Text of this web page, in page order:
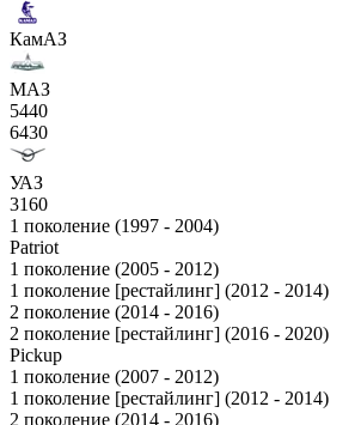
КамАЗ
МАЗ
5440
6430
УАЗ
3160
1 поколение (1997 - 2004)
Patriot
1 поколение (2005 - 2012)
1 поколение [рестайлинг] (2012 - 2014)
2 поколение (2014 - 2016)
2 поколение [рестайлинг] (2016 - 2020)
Pickup
1 поколение (2007 - 2012)
1 поколение [рестайлинг] (2012 - 2014)
2 поколение (2014 - 2016)